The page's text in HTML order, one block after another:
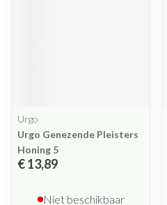
Urgo
Urgo Genezende Pleisters
Honing 5
€ 13,89
Niet beschikbaar